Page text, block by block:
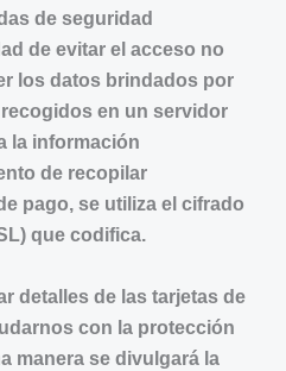
de seguridad
de evitar el acceso no
los datos brindados por
en un servidor
la información
de recopilar
pago, se utiliza el cifrado
que codifica.
detalles de las tarjetas de
con la protección
manera se divulgará la